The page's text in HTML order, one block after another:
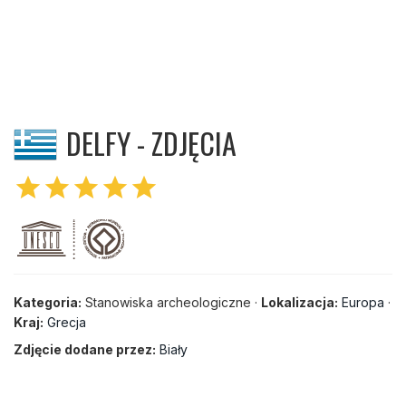
DELFY - ZDJĘCIA
starstarstarstarstar
Kategoria: Stanowiska archeologiczne · Lokalizacja: Europa ·
Kraj: Grecja
Zdjęcie dodane przez: Biały